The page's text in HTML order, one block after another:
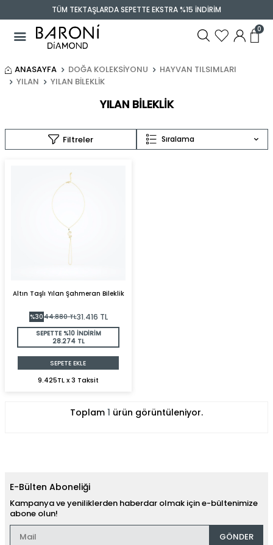
TÜM TEKTAŞLARDA SEPETTE EKSTRA %15 İNDİRİM
0
ANASAYFA DOĞA KOLEKSIYONU
HAYVAN TILSIMLARI
YILAN
YILAN BILEKLIK
YILAN BILEKLIK
Filtreler Sıralama
Altın Taşlı Yılan Şahmeran Bileklik
%3044.880TL31.416 TL
SEPETTE %10 İNDİRİM
28.274 TL
SEPETE EKLE
9.425TL x 3 Taksit
Toplam 1 ürün görüntüleniyor.
E-Bülten Aboneliği
Kampanya ve yeniliklerden haberdar olmak için e-bültenimize
abone olun!
GÖNDER